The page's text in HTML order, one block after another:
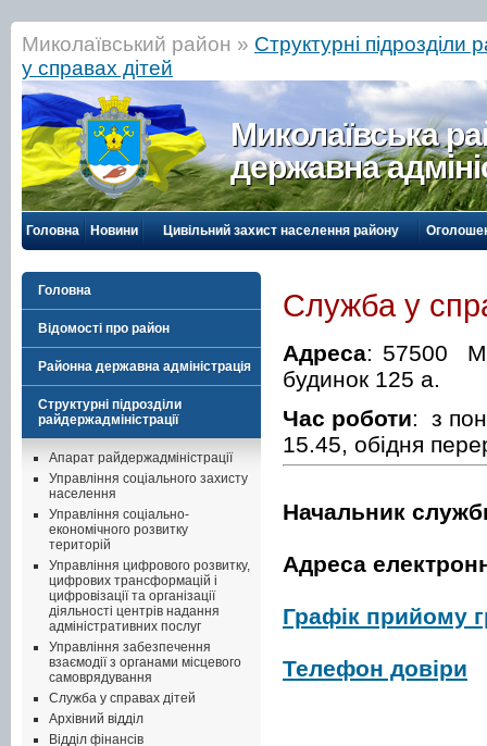
Миколаївський район » Структурні підрозділи
у справах дітей
Миколаївська
державна
Головна Новини Цивільний захист населення району
Головна
Відомості про район
Районна державна адміністрація
Структурні підрозділи
райдержадміністрації
Апарат райдержадміністрації
Управління соціального захисту
населення
Управління соціально-
економічного розвитку
територій
Управління цифрового розвитку,
цифрових трансформацій і
цифровізації та організації
діяльності центрів надання
адміністративних послуг
Управління забезпечення
взаємодії з органами місцевого
самоврядування
Служба у справах дітей
Архівний відділ
Відділ фінансів
Служба у
Адреса: 57500
будинок 125 а.
Час роботи: з
15.45, обідня
Начальник
Адреса
Графік прийому
Телефон довіри